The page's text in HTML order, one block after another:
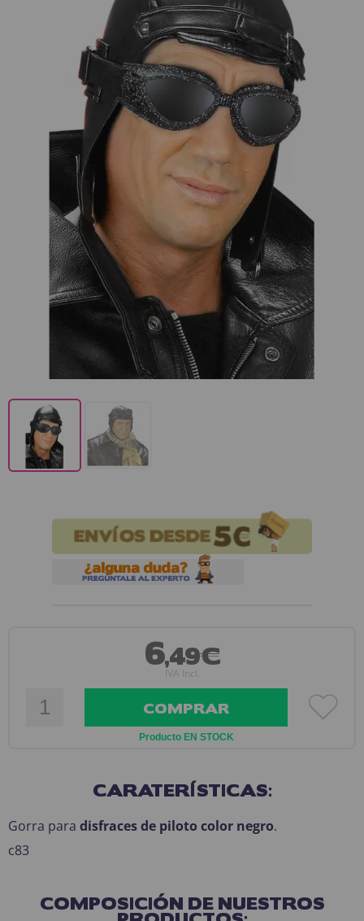
¡Adelante! Te estabamos esperando.
CREAR CUENTA
6,49€
IVA Incl.
COMPRAR
Producto EN STOCK
CARATERÍSTICAS:
Gorra para disfraces de piloto color negro.
c83
COMPOSICIÓN DE NUESTROS